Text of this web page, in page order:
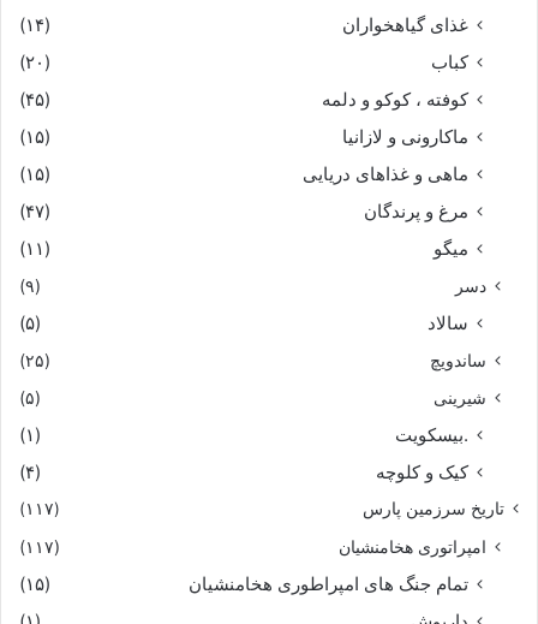
غذای گیاهخواران
(۱۴)
کباب
(۲۰)
کوفته ، کوکو و دلمه
(۴۵)
ماکارونی و لازانیا
(۱۵)
ماهی و غذاهای دریایی
(۱۵)
مرغ و پرندگان
(۴۷)
میگو
(۱۱)
دسر (۹)
سالاد (۵)
ساندویچ
(۲۵)
شیرینی
(۵)
.بیسکویت
(۱)
کیک و کلوچه
(۴)
تاریخ سرزمین پارس (۱۱۷)
امپراتوری هخامنشیان (۱۱۷)
تمام جنگ های امپراطوری هخامنشیان
(۱۵)